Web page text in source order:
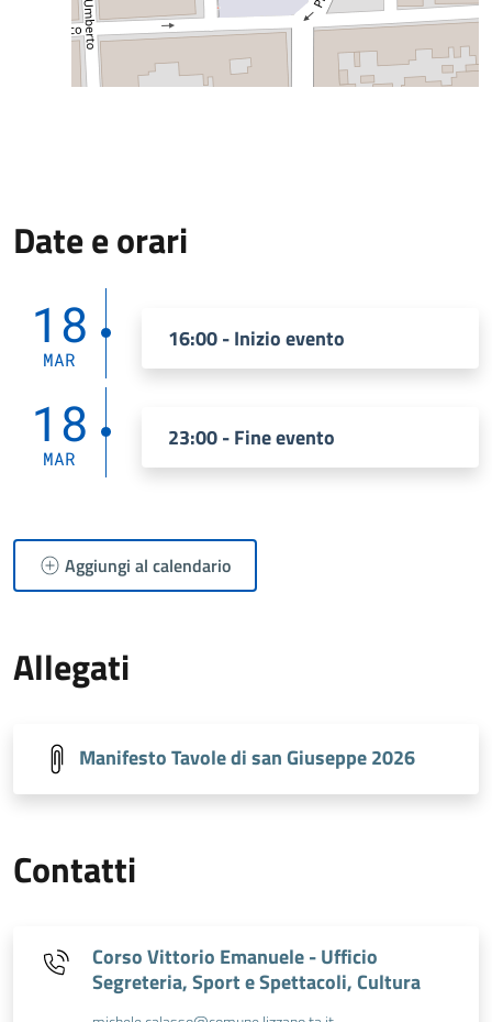
Date e orari
18
MAR
16:00 - Inizio evento
18
MAR
23:00 - Fine evento
Aggiungi al calendario
Allegati
Manifesto Tavole di san Giuseppe 2026
Contatti
Corso Vittorio Emanuele - Ufficio
Segreteria, Sport e Spettacoli, Cultura